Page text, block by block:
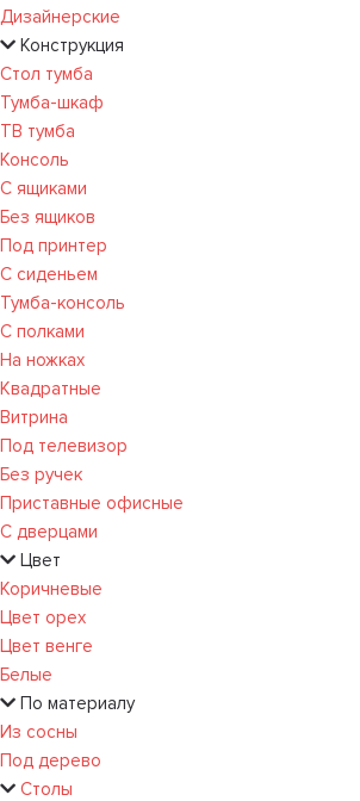
Дизайнерские
Конструкция
Стол тумба
Тумба-шкаф
ТВ тумба
Консоль
С ящиками
Без ящиков
Под принтер
С сиденьем
Тумба-консоль
С полками
На ножках
Квадратные
Витрина
Под телевизор
Без ручек
Приставные офисные
С дверцами
Цвет
Коричневые
Цвет орех
Цвет венге
Белые
По материалу
Из сосны
Под дерево
Столы